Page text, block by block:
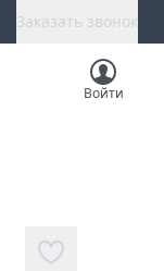
Заказать звонок
Войти